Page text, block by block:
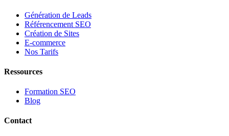
Génération de Leads
Référencement SEO
Création de Sites
E-commerce
Nos Tarifs
Ressources
Formation SEO
Blog
Contact